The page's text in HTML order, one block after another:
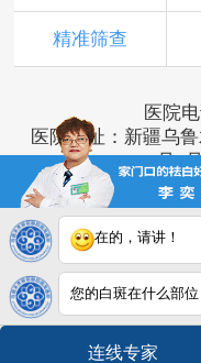
精准筛查
医院
医院地址：新疆乌
号1
版权所有：
新
注：本网站信息仅
据，服用药物或进
用文章涉及
在的，请讲！
您的白斑在什么部位
连线专家